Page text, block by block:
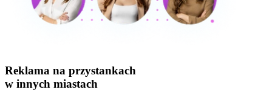
Reklama na przystankach
w innych miastach